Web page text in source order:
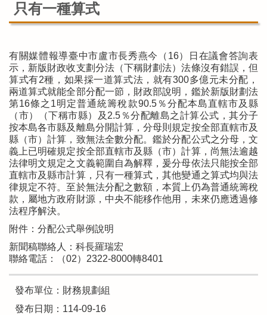
只有一種算式
有關媒體報導臺中市盧市長秀燕今（16）日在議會答詢表
示，新版財政收支劃分法（下稱財劃法）法條沒有錯誤，但
算式有2種，如果採一道算式法，就有300多億元未分配，
兩道算式就能全部分配一節，財政部說明，鑑於新版財劃法
第16條之1明定普通統籌稅款90.5％分配本島直轄市及縣
（市）（下稱市縣）及2.5％分配離島之計算公式，其分子
按本島各市縣及離島分開計算，分母則規定按全部直轄市及
縣（市）計算，致無法全數分配。鑑於分配公式之分母，文
義上已明確規定按全部直轄市及縣（市）計算，尚無法逾越
法律明文規定之文義範圍自為解釋，爰分母依法只能按全部
直轄市及縣市計算，只有一種算式，其他變通之算式均與法
律規定不符。至於無法分配之數額，本質上仍為普通統籌稅
款，屬地方政府財源，中央不能移作他用，未來仍應透過修
法程序解決。
附件：分配公式舉例說明
新聞稿聯絡人：科長羅瑞宏
聯絡電話：（02）2322-8000轉8401
發布單位：財務規劃組
發布日期：114-09-16